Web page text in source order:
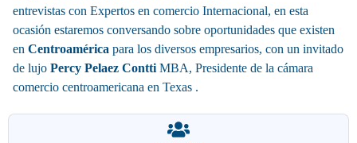
entrevistas con Expertos en comercio Internacional, en esta
ocasión estaremos conversando sobre oportunidades que existen
en Centroamérica para los diversos empresarios, con un invitado
de lujo Percy Pelaez Contti MBA, Presidente de la cámara
comercio centroamericana en Texas .